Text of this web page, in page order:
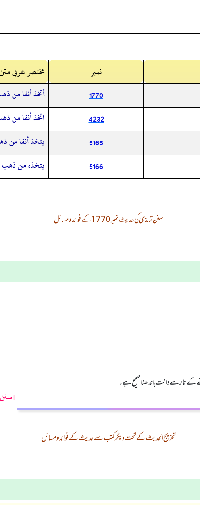
نمبر
مختصر عربی متن
1770
أتخذ أنفا من
4232
اتخذ أنفا من
5165
يتخذ أنفا من
5166 يتخذه من ذهب
سنن ترمذی کی حدیث نمبر 1770 کے فوائد و مسائل
کے تار سے دانت باندھنا صحیح ہے۔
[سنن
تخریج الحدیث کے تحت دیگر کتب سے حدیث کے فوائد و مسائل